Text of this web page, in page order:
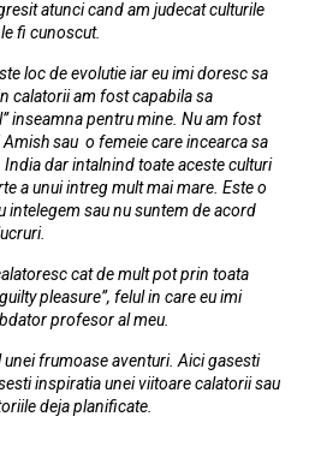
atunci cand am judecat culturile
fi cunoscut.
de evolutie iar eu imi doresc sa
calatorii am fost capabila sa
inseamna pentru mine. Nu am fost
sau o femeie care incearca sa
dar intalnind toate aceste culturi
a unui intreg mult mai mare. Este o
intelegem sau nu suntem de acord
cat de mult pot prin toata
pleasure”, felul in care eu imi
profesor al meu.
unei frumoase aventuri. Aici gasesti
inspiratia unei viitoare calatorii sau
deja planificate.